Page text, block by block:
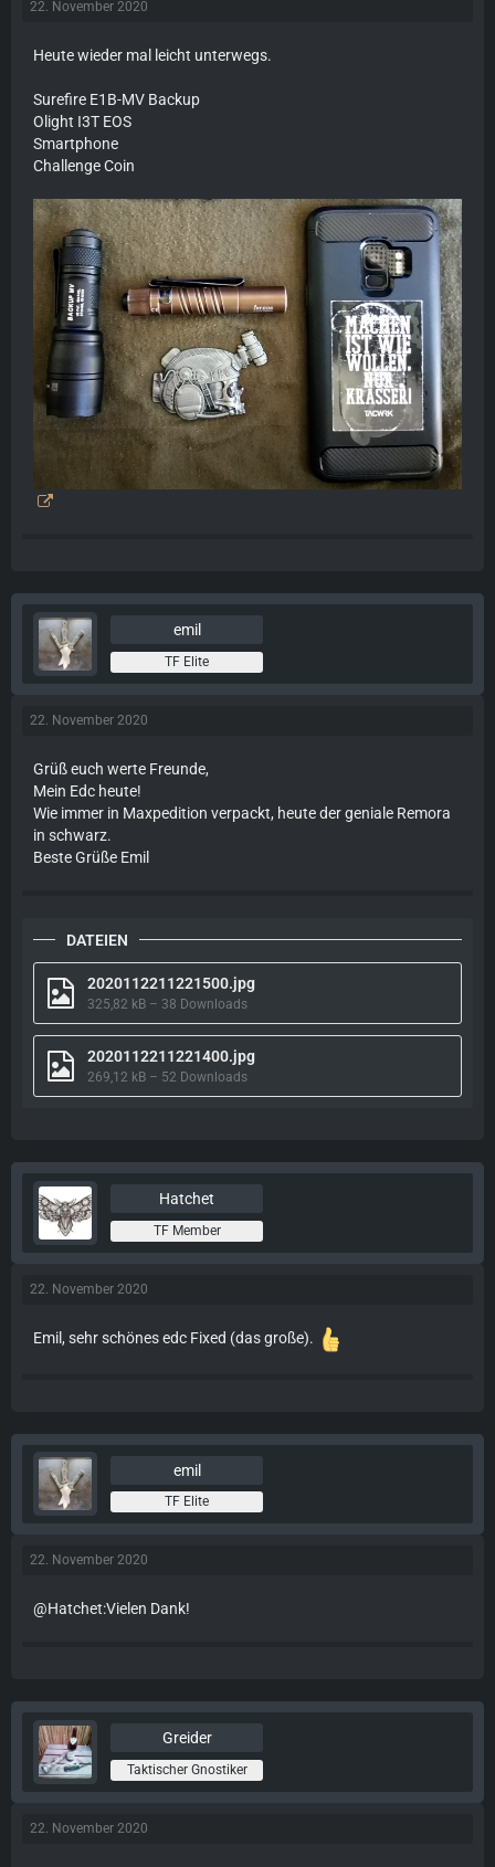
22. November 2020
Heute wieder mal leicht unterwegs.
Surefire E1B-MV Backup
Olight I3T EOS
Smartphone
Challenge Coin
emil
TF Elite
22. November 2020
Grüß euch werte Freunde,
Mein Edc heute!
Wie immer in Maxpedition verpackt, heute der geniale Remora
in schwarz.
Beste Grüße Emil
DATEIEN
2020112211221500.jpg
325,82 kB – 38 Downloads
2020112211221400.jpg
269,12 kB – 52 Downloads
Hatchet
TF Member
22. November 2020
Emil, sehr schönes edc Fixed (das große).
emil
TF Elite
22. November 2020
@Hatchet:Vielen Dank!
Greider
Taktischer Gnostiker
22. November 2020